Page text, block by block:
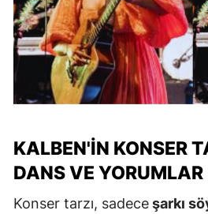
KALBEN'IN KONSER
DANS VE YORUMLAR
Konser tarzı, sadeceşarkı